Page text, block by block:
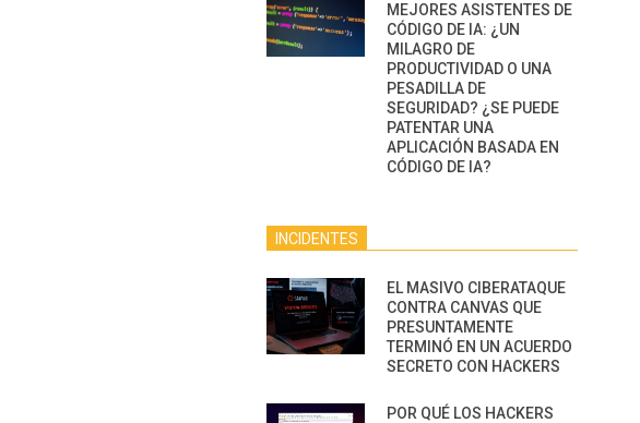
MEJORES ASISTENTES DE
CÓDIGO DE IA: ¿UN
MILAGRO DE
PRODUCTIVIDAD O UNA
PESADILLA DE
SEGURIDAD? ¿SE PUEDE
PATENTAR UNA
APLICACIÓN BASADA EN
CÓDIGO DE IA?
INCIDENTES
EL MASIVO CIBERATAQUE
CONTRA CANVAS QUE
PRESUNTAMENTE
TERMINÓ EN UN ACUERDO
SECRETO CON HACKERS
POR QUÉ LOS HACKERS